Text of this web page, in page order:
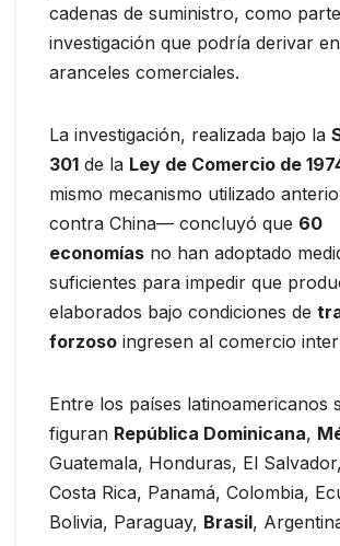
cadenas de suministro, como
investigación que podría derivar
aranceles comerciales.
La investigación, realizada bajo la
301 de la Ley de Comercio de
mismo mecanismo utilizado
contra China— concluyó que 60
economías no han adoptado
suficientes para impedir que
elaborados bajo condiciones de
forzoso ingresen al comercio
Entre los países latinoamericanos
figuran República Dominicana,
Guatemala, Honduras, El
Costa Rica, Panamá, Colombia,
Bolivia, Paraguay, Brasil,